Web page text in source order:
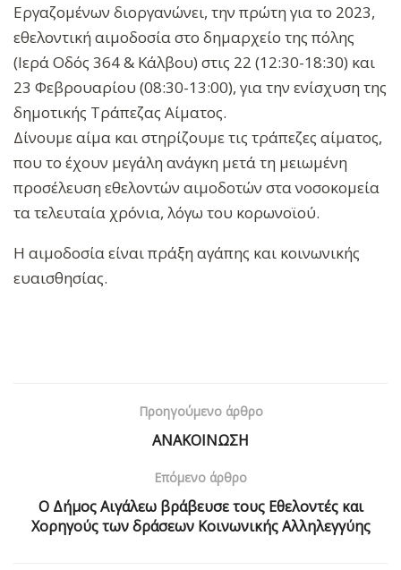
Εργαζομένων διοργανώνει, την πρώτη για το 2023,
εθελοντική αιμοδοσία στο δημαρχείο της πόλης
(Ιερά Οδός 364 & Κάλβου) στις 22 (12:30-18:30) και
23 Φεβρουαρίου (08:30-13:00), για την ενίσχυση της
δημοτικής Τράπεζας Αίματος.
Δίνουμε αίμα και στηρίζουμε τις τράπεζες αίματος,
που το έχουν μεγάλη ανάγκη μετά τη μειωμένη
προσέλευση εθελοντών αιμοδοτών στα νοσοκομεία
τα τελευταία χρόνια, λόγω του κορωνοϊού.
Η αιμοδοσία είναι πράξη αγάπης και κοινωνικής
ευαισθησίας.
Προηγούμενο άρθρο
ΑΝΑΚΟΙΝΩΣΗ
Επόμενο άρθρο
Ο Δήμος Αιγάλεω βράβευσε τους Εθελοντές και
Χορηγούς των δράσεων Κοινωνικής Αλληλεγγύης